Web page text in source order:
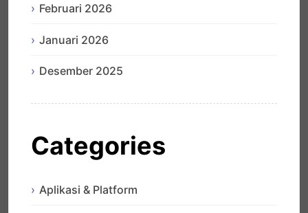
Februari 2026
Januari 2026
Desember 2025
Categories
Aplikasi & Platform